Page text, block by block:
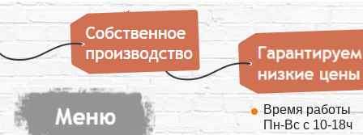
Время работы
Пн-Вс с 10-18ч